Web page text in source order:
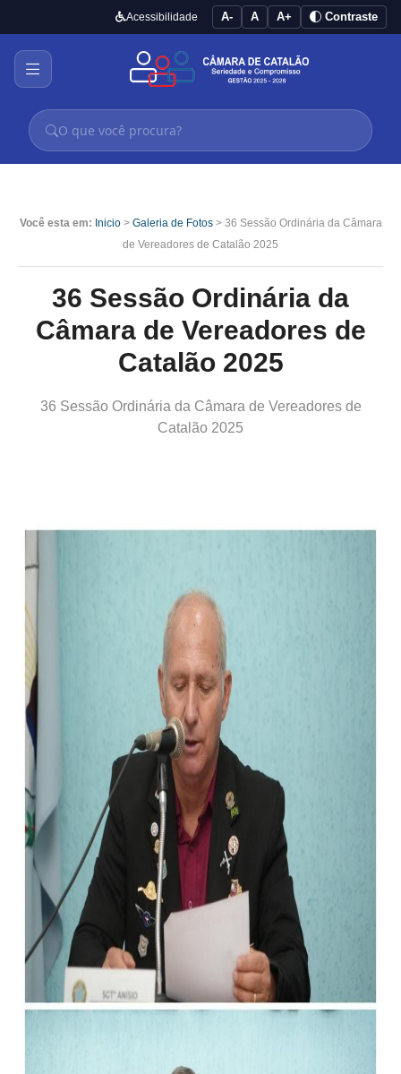
Acessibilidade A- A A+ Contraste
Você esta em: Inicio> Galeria de Fotos> 36 Sessão Ordinária da Câmara
de Vereadores de Catalão 2025
36 Sessão Ordinária da
Câmara de Vereadores de
Catalão 2025
36 Sessão Ordinária da Câmara de Vereadores de
Catalão 2025